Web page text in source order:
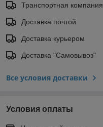
Транспортная компания
Доставка почтой
Доставка курьером
Доставка "Самовывоз"
Все условия доставки
Условия оплаты